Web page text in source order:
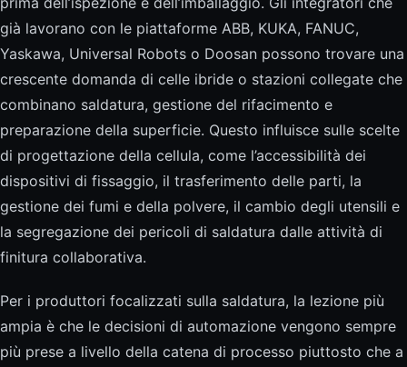
già lavorano con le piattaforme ABB, KUKA, FANUC,
Yaskawa, Universal Robots o Doosan possono trovare una
crescente domanda di celle ibride o stazioni collegate che
combinano saldatura, gestione del rifacimento e
preparazione della superficie. Questo influisce sulle scelte
di progettazione della cellula, come l’accessibilità dei
dispositivi di fissaggio, il trasferimento delle parti, la
gestione dei fumi e della polvere, il cambio degli utensili e
la segregazione dei pericoli di saldatura dalle attività di
finitura collaborativa.
Per i produttori focalizzati sulla saldatura, la lezione più
ampia è che le decisioni di automazione vengono sempre
più prese a livello della catena di processo piuttosto che a